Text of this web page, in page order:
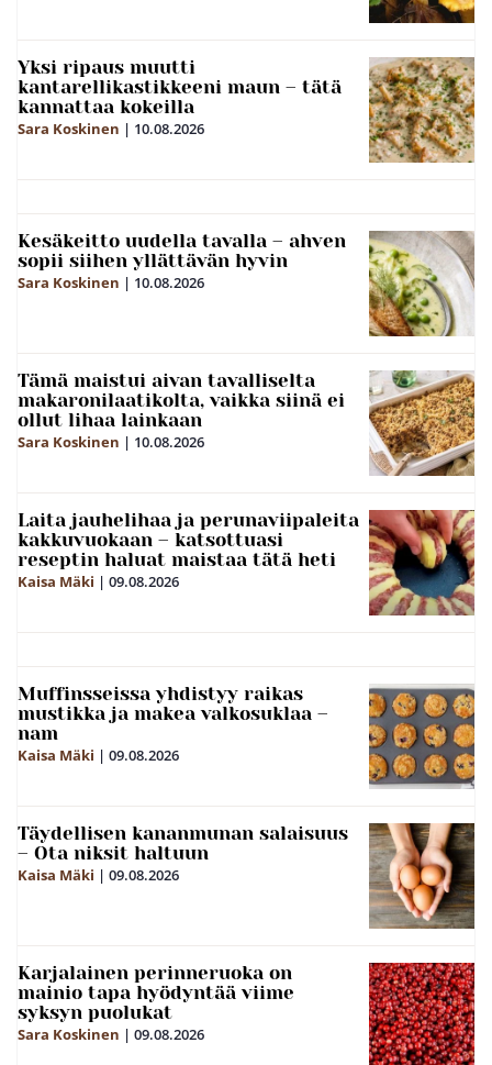
Yksi ripaus muutti
kantarellikastikkeeni maun – tätä
kannattaa kokeilla
Sara Koskinen | 10.08.2026
Kesäkeitto uudella tavalla – ahven
sopii siihen yllättävän hyvin
Sara Koskinen | 10.08.2026
Tämä maistui aivan tavalliselta
makaronilaatikolta, vaikka siinä ei
ollut lihaa lainkaan
Sara Koskinen | 10.08.2026
Laita jauhelihaa ja perunaviipaleita
kakkuvuokaan – katsottuasi
reseptin haluat maistaa tätä heti
Kaisa Mäki | 09.08.2026
Muffinsseissa yhdistyy raikas
mustikka ja makea valkosuklaa –
nam
Kaisa Mäki | 09.08.2026
Täydellisen kananmunan salaisuus
– Ota niksit haltuun
Kaisa Mäki | 09.08.2026
Karjalainen perinneruoka on
mainio tapa hyödyntää viime
syksyn puolukat
Sara Koskinen | 09.08.2026